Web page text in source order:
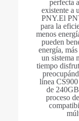
perfecta
existente a
PNY.El
para la
menos
pueden
energía,
un sistema
tiempo
línea
de
proceso